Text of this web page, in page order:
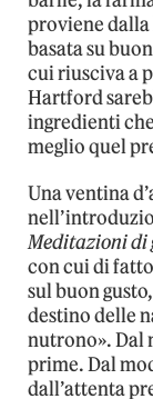
proviene
basata su
cui riusciva a
Hartford
ingredienti
meglio quel
Una ventina
Meditazioni di
con cui di
sul buon
destino delle
nutrono». Dal
prime. Dal
dall’attenta